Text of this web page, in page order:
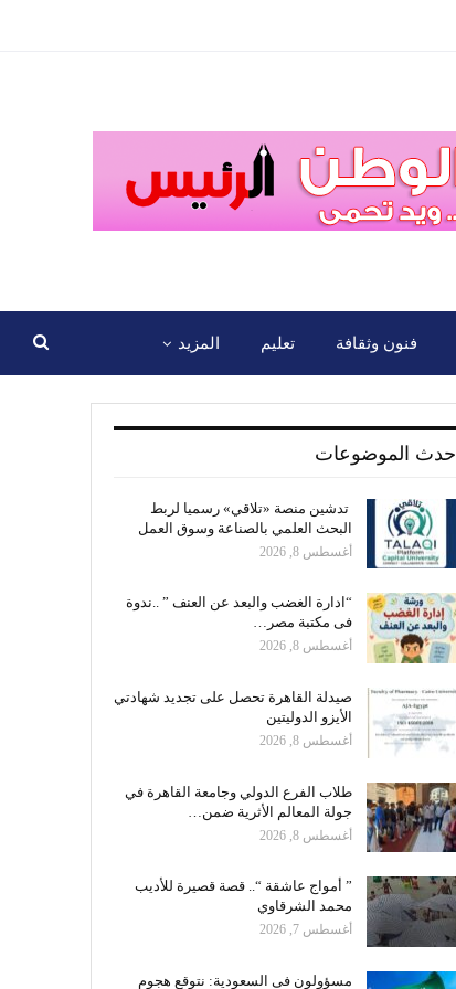
فنون وثقافة تعليم المزيد
أحدث الموضوعات
تدشين منصة «تلاقي» رسميا لربط
البحث العلمي بالصناعة وسوق العمل
أغسطس 8, 2026
“ادارة الغضب والبعد عن العنف ” ..ندوة
فى مكتبة مصر…
أغسطس 8, 2026
صيدلة القاهرة تحصل على تجديد شهادتي
الأيزو الدوليتين
أغسطس 8, 2026
طلاب الفرع الدولي وجامعة القاهرة في
جولة المعالم الأثرية ضمن…
أغسطس 8, 2026
” أمواج عاشقة “.. قصة قصيرة للأديب
محمد الشرقاوي
أغسطس 7, 2026
مسؤولون فى السعودية: نتوقع هجوم